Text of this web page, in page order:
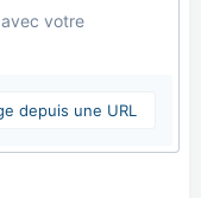
votre
depuis une URL